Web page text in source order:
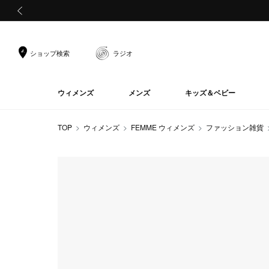
ショップ検索 ラジオ
ウィメンズ メンズ キッズ＆ベビー
TOP ウィメンズ FEMME ウィメンズ ファッション雑貨